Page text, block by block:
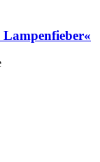
Lampenfieber«